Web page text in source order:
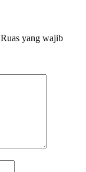
Ruas yang wajib